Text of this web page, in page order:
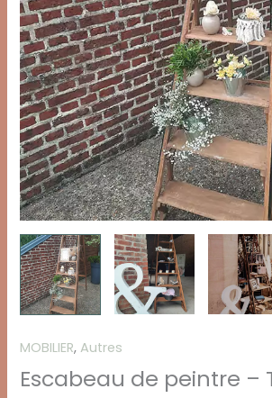
MOBILIER, Autres
Escabeau de peintre –